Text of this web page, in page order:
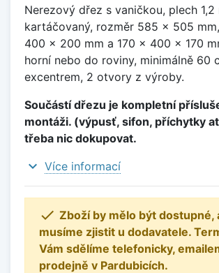
Nerezový dřez s vaničkou, plech 1,2
kartáčovaný, rozměr 585 x 505
400 x 200 mm a 170 x 400 x 170
horní nebo do roviny, minimálně 60
excentrem, 2 otvory z výroby.
Součástí dřezu je kompletní
montáži. (výpusť, sifon, příchytky
třeba nic dokupovat.
expand_more Více informací
 Zboží by mělo být dostupné,
musíme zjistit u dodavatele.
Vám sdělíme telefonicky,
prodejně v Pardubicích.